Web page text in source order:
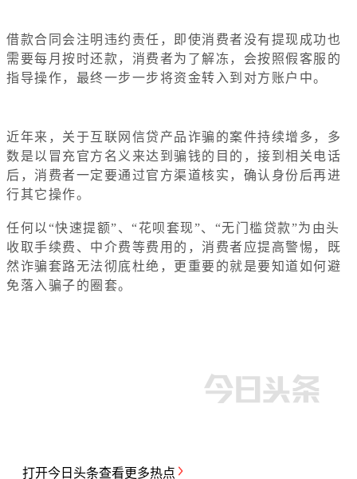
借款合同会注明违约责任，即使消费者没有提现成功也
需要每月按时还款，消费者为了解冻，会按照假客服的
指导操作，最终一步一步将资金转入到对方账户中。
近年来，关于互联网信贷产品诈骗的案件持续增多，多
数是以冒充官方名义来达到骗钱的目的，接到相关电话
后，消费者一定要通过官方渠道核实，确认身份后再进
行其它操作。
任何以“快速提额”、“花呗套现”、“无门槛贷款”为由头
收取手续费、中介费等费用的，消费者应提高警惕，既
然诈骗套路无法彻底杜绝，更重要的就是要知道如何避
免落入骗子的圈套。
打开今日头条查看更多热点